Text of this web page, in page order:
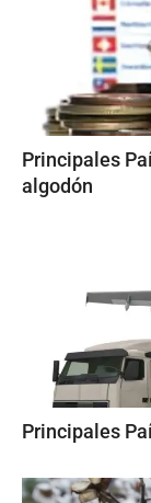
Principales
algodón
Principales